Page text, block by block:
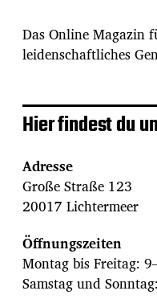
Das Online Magazin
leidenschaftliches
Hier findest du
Adresse
Große Straße 123
20017 Lichtermeer
Öffnungszeiten
Montag bis Freitag:
Samstag und